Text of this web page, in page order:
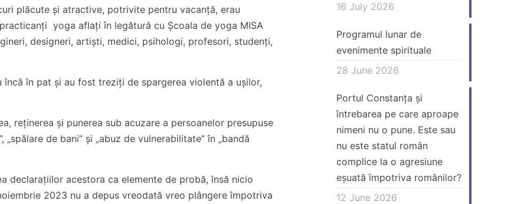
plăcute și atractive, potrivite pentru vacanță, erau
yoga aflați în legătură cu Școala de yoga MISA
designeri, artiști, medici, psihologi, profesori, studenți,
în pat și au fost treziți de spargerea violentă a ușilor,
reținerea și punerea sub acuzare a persoanelor presupuse
de bani” și „abuz de vulnerabilitate” în „bandă
declarațiilor acestora ca elemente de probă, însă nicio
2023 nu a depus vreodată vreo plângere împotriva
16 July 2026
Programul lunar de
evenimente spirituale
28 June 2026
Portul Constanța și
întrebarea pe care aproape
nimeni nu o pune. Este sau
nu este statul român
complice la o agresiune
eșuată împotriva românilor?
12 June 2026